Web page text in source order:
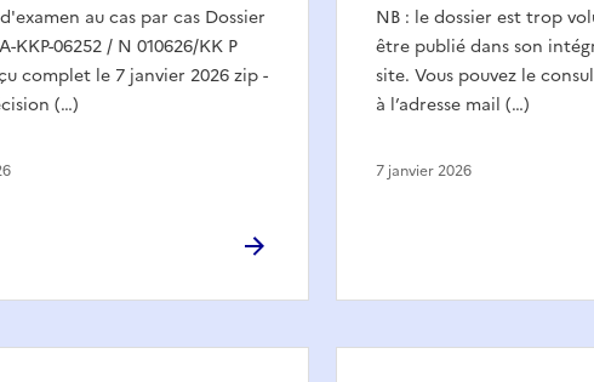
au cas par cas Dossier
KKP-06252 / N 010626/KK P
complet le 7 janvier 2026 zip -
(…)
NB : le dossier est trop
être publié dans son
site. Vous pouvez le
à l’adresse mail (…)
7 janvier 2026